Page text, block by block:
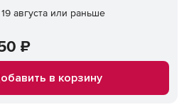
августа или раньше
₽
в корзину